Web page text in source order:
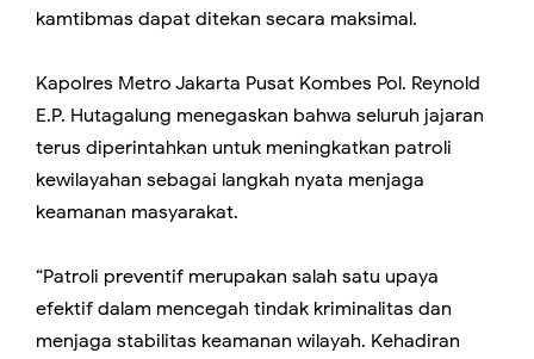
kamtibmas dapat ditekan secara maksimal.
Kapolres Metro Jakarta Pusat Kombes Pol. Reynold
E.P. Hutagalung menegaskan bahwa seluruh jajaran
terus diperintahkan untuk meningkatkan patroli
kewilayahan sebagai langkah nyata menjaga
keamanan masyarakat.
“Patroli preventif merupakan salah satu upaya
efektif dalam mencegah tindak kriminalitas dan
menjaga stabilitas keamanan wilayah. Kehadiran